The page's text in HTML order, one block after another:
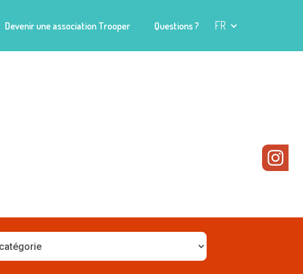
Devenir une association Trooper Questions ? FR